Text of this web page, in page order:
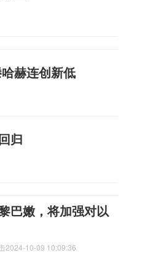
赫连创新低
归
巴嫩，将加强对以
2024-10-09 10:09:36